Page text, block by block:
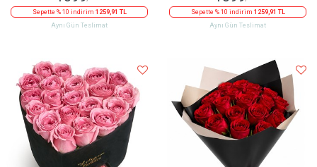
Sepette % 10 indirim 1259,91 TL
Aynı Gün Teslimat
Sepette % 10 indirim 1259,91 TL
Aynı Gün Teslimat